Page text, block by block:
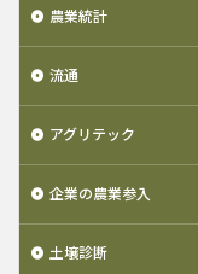
農業統計
流通
アグリテック
企業の農業参入
土壌診断